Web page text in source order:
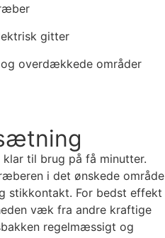
gitter
overdækkede områder
til brug på få minutter.
i det ønskede område
stikkontakt. For bedst effekt
væk fra andre kraftige
regelmæssigt og